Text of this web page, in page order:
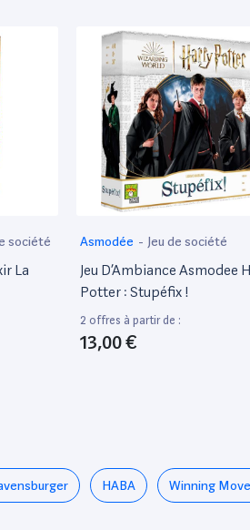
société
La
Asmodée - Jeu de société
Jeu D’Ambiance Asmodee
Potter : Stupéfix !
2 offres à partir de :
13,00 €
HABA Winning